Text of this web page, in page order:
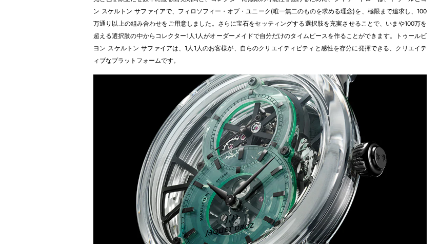
ン スケルトン サファイアで、フィロソフィー・オブ・ユニーク(唯一無二のものを求める理念)を、極限まで追求し、100
万通り以上の組み合わせをご用意しました。さらに宝石をセッティングする選択肢を充実させることで、いまや100万を
超える選択肢の中からコレクター1人1人がオーダーメイドで自分だけのタイムピースを作ることができます。トゥールビ
ヨン スケルトン サファイアは、1人1人のお客様が、自らのクリエイティビティと感性を存分に発揮できる、クリエイテ
ィブなプラットフォームです。